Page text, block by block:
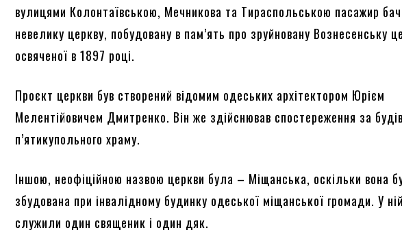
вулицями Колонтаївською, Мечникова та Тираспольською пасажир
невелику церкву, побудовану в пам’ять про зруйновану Вознесенську
освяченої в 1897 році.
Проєкт церкви був створений відомим одеських архітектором Юрієм
Мелентійовичем Дмитренко. Він же здійснював спостереження за
п’ятикупольного храму.
Іншою, неофіційною назвою церкви була – Міщанська, оскільки вона
збудована при інвалідному будинку одеської міщанської громади. У ній
служили один священик і один дяк.